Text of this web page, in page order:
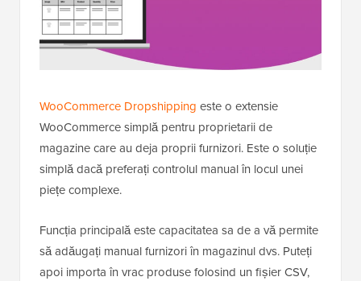
WooCommerce Dropshipping este o extensie
WooCommerce simplă pentru proprietarii de
magazine care au deja proprii furnizori. Este o soluție
simplă dacă preferați controlul manual în locul unei
piețe complexe.
Funcția principală este capacitatea sa de a vă permite
să adăugați manual furnizori în magazinul dvs. Puteți
apoi importa în vrac produse folosind un fișier CSV,